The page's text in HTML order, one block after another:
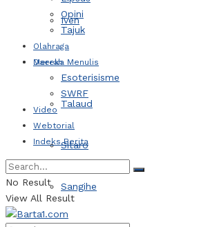
Iven
Daerah
Talaud
Sitaro
Sangihe
Opini
Tajuk
Olahraga
Mereka Menulis
Esoterisisme
SWRF
Video
Webtorial
Indeks Berita
No Result
View All Result